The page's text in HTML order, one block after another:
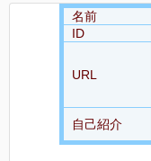
名前
ID
URL
自己紹介